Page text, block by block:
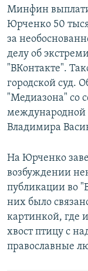
Все сайты
Минфин
Юрченко 50
за
делу об
"ВКонтакте".
городской суд.
"Медиазона" со
международной
Владимира
На Юрченко
возбуждении
публикации во
них было
картинкой, где
хвост птицу с
православные